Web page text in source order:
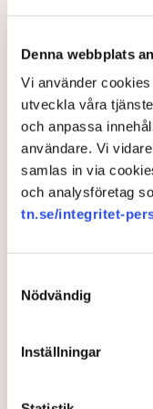
Denna webbplats
Vi använder
utveckla våra
och anpassa
användare. Vi
samlas in via
och analysföretag
tn.se/integritet-
Nödvändig
Inställningar
1 month ago | Av:
Damberg
att